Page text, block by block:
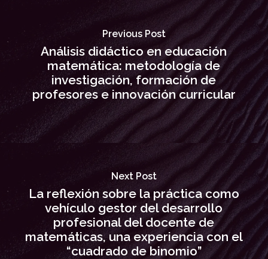
Previous Post
Análisis didáctico en educación
matemática: metodología de
investigación, formación de
profesores e innovación curricular
Next Post
La reflexión sobre la práctica como
vehículo gestor del desarrollo
profesional del docente de
matemáticas, una experiencia con el
“cuadrado de binomio”